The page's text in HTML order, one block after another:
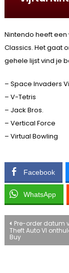
Nintendo heeft
Classics. Het gaat
gehele lijst vind je
– Space Invaders
– V-Tetris
– Jack Bros.
– Vertical Force
– Virtual Bowling
Facebook
WhatsApp
Bericht
Pre-order datum
Theft Auto VI
Buy